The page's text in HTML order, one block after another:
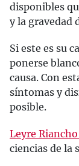
disponibles
y la gravedad
Si este es su
ponerse
causa. Con
síntomas y
posible.
Leyre
ciencias de la